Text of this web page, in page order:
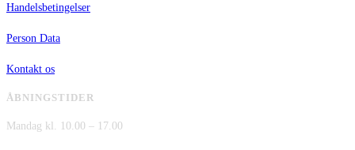
Handelsbetingelser
Person Data
Kontakt os
ÅBNINGSTIDER
Mandag kl. 10.00 – 17.00